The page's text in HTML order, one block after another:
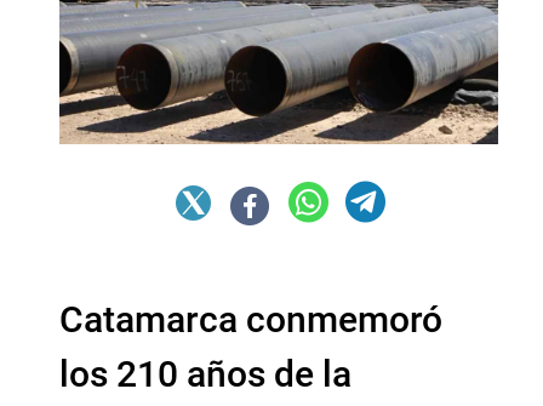
Catamarca conmemoró
los 210 años de la